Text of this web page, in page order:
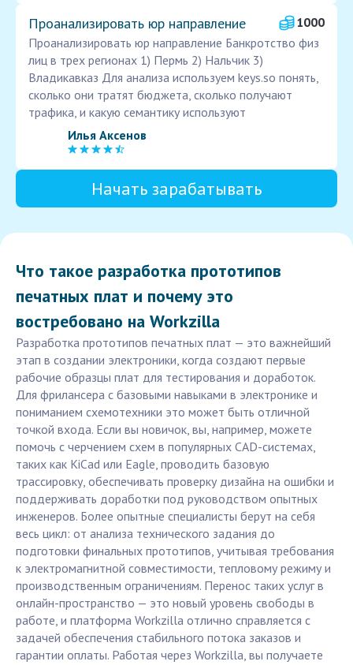
Проанализировать юр направление
1000
Проанализировать юр направление Банкротство физ
лиц в трех регионах 1) Пермь 2) Нальчик 3)
Владикавказ Для анализа используем keys.so понять,
сколько они тратят бюджета, сколько получают
трафика, и какую семантику используют
Илья Аксенов
Начать зарабатывать
Что такое разработка прототипов
печатных плат и почему это
востребовано на Workzilla
Разработка прототипов печатных плат — это важнейший
этап в создании электроники, когда создают первые
рабочие образцы плат для тестирования и доработок.
Для фрилансера с базовыми навыками в электронике и
пониманием схемотехники это может быть отличной
точкой входа. Если вы новичок, вы, например, можете
помочь с черчением схем в популярных CAD-системах,
таких как KiCad или Eagle, проводить базовую
трассировку, обеспечивать проверку дизайна на ошибки и
поддерживать доработки под руководством опытных
инженеров. Более опытные специалисты берут на себя
весь цикл: от анализа технического задания до
подготовки финальных прототипов, учитывая требования
к электромагнитной совместимости, тепловому режиму и
производственным ограничениям. Перенос таких услуг в
онлайн-пространство — это новый уровень свободы в
работе, и платформа Workzilla отлично справляется с
задачей обеспечения стабильного потока заказов и
гарантии оплаты. Работая через Workzilla, вы получаете